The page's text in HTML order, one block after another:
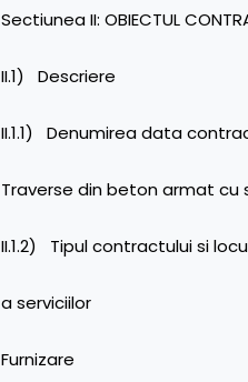
Sectiunea II: OBIECTUL
II.1) Descriere
II.1.1) Denumirea data
Traverse din beton armat cu
II.1.2) Tipul contractului si
a serviciilor
Furnizare